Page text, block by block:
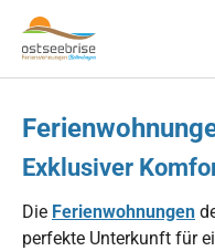
Skip to main navigation
Zum Hauptinhalt springen
Skip to page footer
Exklusiver
Die Ferienwohnungen
perfekte Unterkunft für